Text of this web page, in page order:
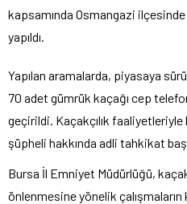
kapsamında Osmangazi
yapıldı.
Yapılan aramalarda, piyasaya
70 adet gümrük kaçağı cep
geçirildi. Kaçakçılık faaliyetleriyle
şüpheli hakkında adli tahkikat
Bursa İl Emniyet Müdürlüğü,
önlenmesine yönelik çalışmaların